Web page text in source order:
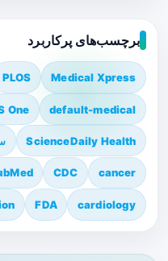
برچسب‌های پرکاربرد
Medical Xpress
PLOS
default-medical
One
ScienceDaily Health
cancer
CDC
cardiology
FDA